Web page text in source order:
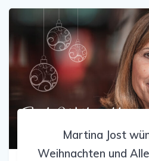
Martina Jost
Weihnachten und